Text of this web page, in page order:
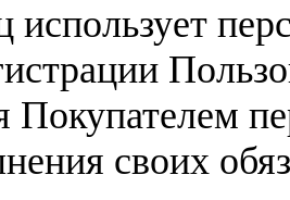
использует
Покупателем
своих